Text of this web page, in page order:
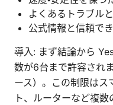
よくあるトラブル
公式情報と信頼で
導入: まず結論から
数が6台まで許容され
ース）。この制限はス
ト、ルーターなど複